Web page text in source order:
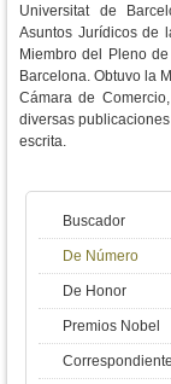
Universitat de
Asuntos Jurídicos de
Miembro del Pleno
Barcelona. Obtuvo la
Cámara de
diversas
escrita.
Buscador
De Número
De Honor
Premios Nobel